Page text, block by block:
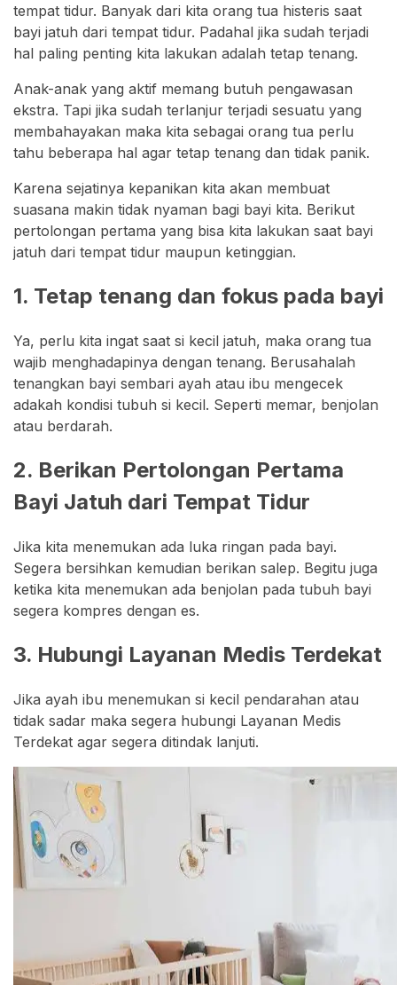
tempat tidur. Banyak dari kita orang tua histeris saat
bayi jatuh dari tempat tidur. Padahal jika sudah terjadi
hal paling penting kita lakukan adalah tetap tenang.
Anak-anak yang aktif memang butuh pengawasan
ekstra. Tapi jika sudah terlanjur terjadi sesuatu yang
membahayakan maka kita sebagai orang tua perlu
tahu beberapa hal agar tetap tenang dan tidak panik.
Karena sejatinya kepanikan kita akan membuat
suasana makin tidak nyaman bagi bayi kita. Berikut
pertolongan pertama yang bisa kita lakukan saat bayi
jatuh dari tempat tidur maupun ketinggian.
1. Tetap tenang dan fokus pada bayi
Ya, perlu kita ingat saat si kecil jatuh, maka orang tua
wajib menghadapinya dengan tenang. Berusahalah
tenangkan bayi sembari ayah atau ibu mengecek
adakah kondisi tubuh si kecil. Seperti memar, benjolan
atau berdarah.
2. Berikan Pertolongan Pertama
Bayi Jatuh dari Tempat Tidur
Jika kita menemukan ada luka ringan pada bayi.
Segera bersihkan kemudian berikan salep. Begitu juga
ketika kita menemukan ada benjolan pada tubuh bayi
segera kompres dengan es.
3. Hubungi Layanan Medis Terdekat
Jika ayah ibu menemukan si kecil pendarahan atau
tidak sadar maka segera hubungi Layanan Medis
Terdekat agar segera ditindak lanjuti.